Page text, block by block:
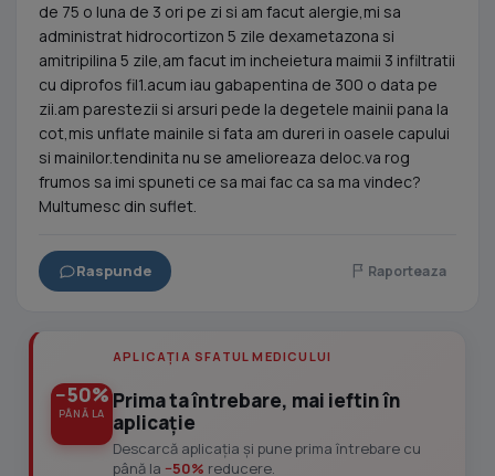
de 75 o luna de 3 ori pe zi si am facut alergie,mi sa
administrat hidrocortizon 5 zile dexametazona si
amitripilina 5 zile,am facut im incheietura maimii 3 infiltratii
cu diprofos fil1.acum iau gabapentina de 300 o data pe
zii.am parestezii si arsuri pede la degetele mainii pana la
cot,mis unflate mainile si fata am dureri in oasele capului
si mainilor.tendinita nu se amelioreaza deloc.va rog
frumos sa imi spuneti ce sa mai fac ca sa ma vindec?
Multumesc din suflet.
Raspunde Raporteaza
−50%
PÂNĂ LA
APLICAȚIA SFATUL MEDICULUI
Prima ta întrebare, mai ieftin în
aplicație
Descarcă aplicația și pune prima întrebare cu
până la −50% reducere.